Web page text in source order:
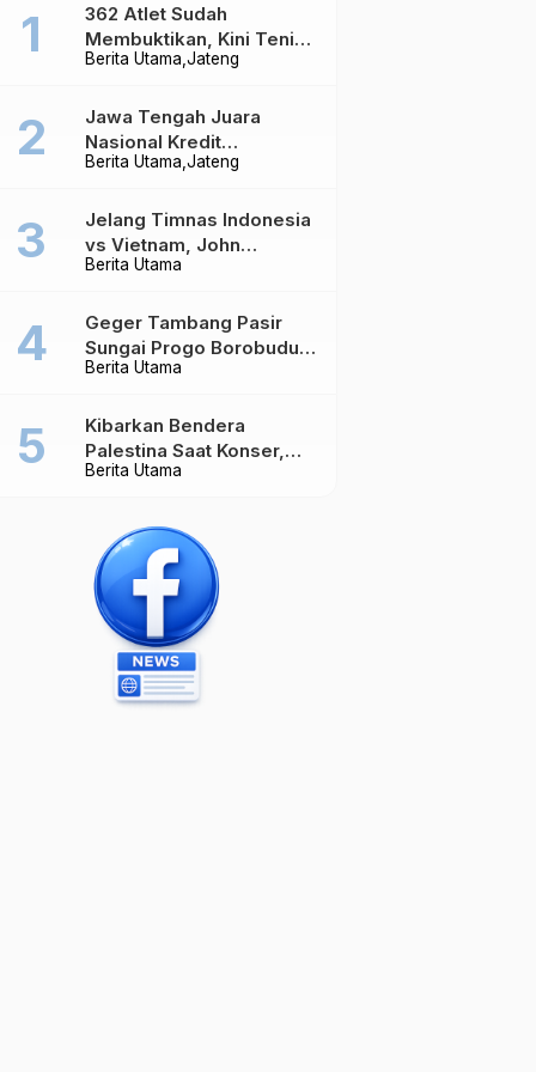
Berita Utama Jateng
362 Atlet Sudah
Membuktikan, Kini Tenis
Meja Jateng Dibidik Jadi
Berita Utama Jateng
Jawa Tengah Juara
Nasional Kredit
Perumahan, Realisasi
Berita Utama
Jelang Timnas Indonesia
vs Vietnam, John
Herdman Ungkap Hal
Berita Utama
Geger Tambang Pasir
Sungai Progo Borobudur,
Warga Sambeng Hentikan
Berita Utama
Kibarkan Bendera
Palestina Saat Konser,
Massive Attack Dilarang